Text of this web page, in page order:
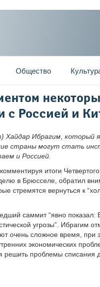
Общество
с Россией и
Ибрагим, который
страны могут стать
и Россией.
итоги
в Брюсселе, обратил
стремятся вернуться к
саммит “явно показал:
угрозы”. Ибрагим
очень сложное время, при
экономических
решить проблемы списания